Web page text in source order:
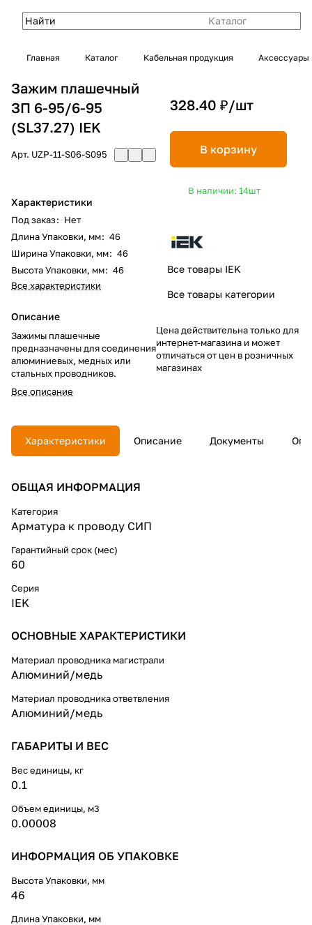
Каталог
Главная Каталог Кабельная продукция Аксессуары
Зажим плашечный
ЗП 6-95/6-95
(SL37.27) IEK
Арт. UZP-11-S06-S095
Характеристики
Под заказ: Нет
Длина Упаковки, мм: 46
Ширина Упаковки, мм: 46
Высота Упаковки, мм: 46
Все характеристики
Описание
Зажимы плашечные
предназначены для соединения
алюминиевых, медных или
стальных проводников.
Все описание
328.40 ₽/шт
В корзину
В наличии: 14шт
Все товары IEK
Все товары категории
Цена действительна только для
интернет-магазина и может
отличаться от цен в розничных
магазинах
Характеристики Описание Документы
ОБЩАЯ ИНФОРМАЦИЯ
Категория
Арматура к проводу СИП
Гарантийный срок (мес)
60
Серия
IEK
ОСНОВНЫЕ ХАРАКТЕРИСТИКИ
Материал проводника магистрали
Алюминий/медь
Материал проводника ответвления
Алюминий/медь
ГАБАРИТЫ И ВЕС
Вес единицы, кг
0.1
Объем единицы, м3
0.00008
ИНФОРМАЦИЯ ОБ УПАКОВКЕ
Высота Упаковки, мм
46
Длина Упаковки, мм